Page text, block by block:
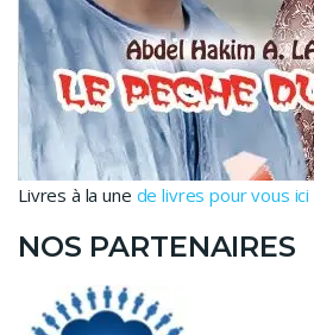
Livres à la une de livres pour vous ici
NOS PARTENAIRES